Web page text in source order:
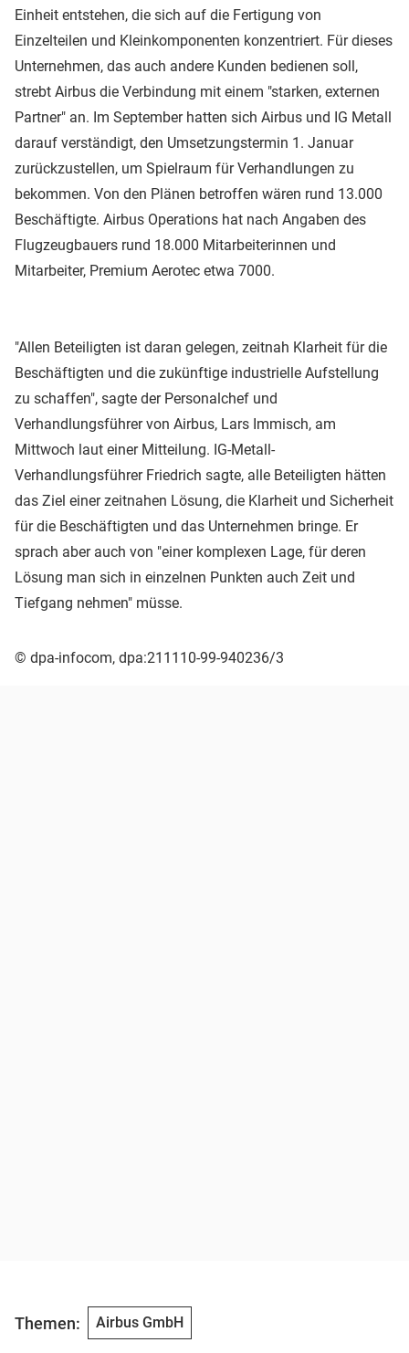
Einheit entstehen, die sich auf die Fertigung von
Einzelteilen und Kleinkomponenten konzentriert. Für dieses
Unternehmen, das auch andere Kunden bedienen soll,
strebt Airbus die Verbindung mit einem "starken, externen
Partner" an. Im September hatten sich Airbus und IG Metall
darauf verständigt, den Umsetzungstermin 1. Januar
zurückzustellen, um Spielraum für Verhandlungen zu
bekommen. Von den Plänen betroffen wären rund 13.000
Beschäftigte. Airbus Operations hat nach Angaben des
Flugzeugbauers rund 18.000 Mitarbeiterinnen und
Mitarbeiter, Premium Aerotec etwa 7000.
"Allen Beteiligten ist daran gelegen, zeitnah Klarheit für die
Beschäftigten und die zukünftige industrielle Aufstellung
zu schaffen", sagte der Personalchef und
Verhandlungsführer von Airbus, Lars Immisch, am
Mittwoch laut einer Mitteilung. IG-Metall-
Verhandlungsführer Friedrich sagte, alle Beteiligten hätten
das Ziel einer zeitnahen Lösung, die Klarheit und Sicherheit
für die Beschäftigten und das Unternehmen bringe. Er
sprach aber auch von "einer komplexen Lage, für deren
Lösung man sich in einzelnen Punkten auch Zeit und
Tiefgang nehmen" müsse.
© dpa-infocom, dpa:211110-99-940236/3
Themen: Airbus GmbH